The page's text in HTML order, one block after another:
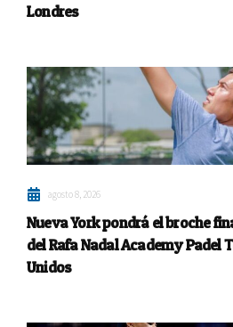
Londres
agosto 8, 2026
Nueva York pondrá el broche
del Rafa Nadal Academy Padel
Unidos